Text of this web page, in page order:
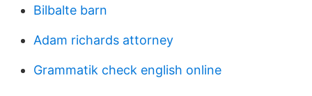
Bilbalte barn
Adam richards attorney
Grammatik check english online